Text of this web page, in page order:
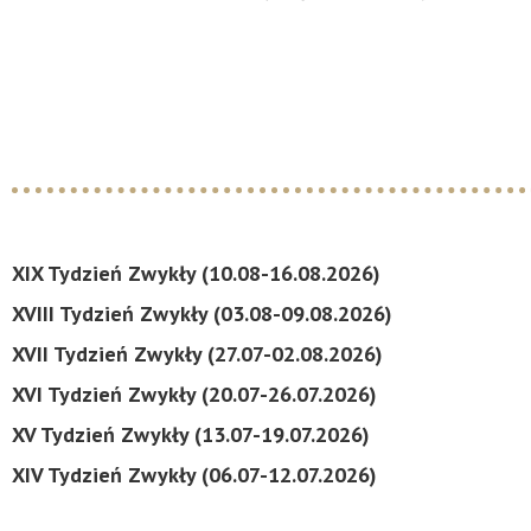
XIX Tydzień Zwykły (10.08-16.08.2026)
XVIII Tydzień Zwykły (03.08-09.08.2026)
XVII Tydzień Zwykły (27.07-02.08.2026)
XVI Tydzień Zwykły (20.07-26.07.2026)
XV Tydzień Zwykły (13.07-19.07.2026)
XIV Tydzień Zwykły (06.07-12.07.2026)